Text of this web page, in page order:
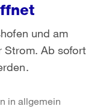
und am
Strom. Ab sofort
in allgemein